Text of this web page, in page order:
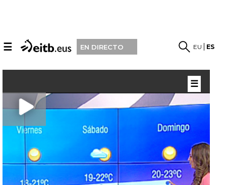
☰ EN DIRECTO EU ES
☰